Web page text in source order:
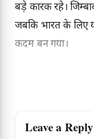
बड़े कारक रहे।
जबकि भारत के लिए
कदम बन गया।
Leave a Reply